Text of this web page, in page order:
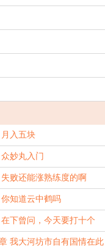
入五块
妙丸入门
败还能涨熟练度的啊
知道云中鹤吗
下曾问，今天要打十个
我大河坊市自有国情在此